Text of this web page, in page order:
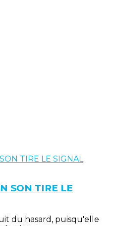
SON TIRE LE
du hasard, puisqu'elle